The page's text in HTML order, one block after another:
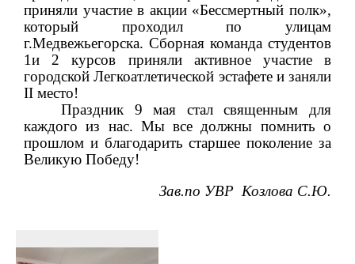
приняли участие в акции «Бессмертный полк»,
который проходил по улицам
г.Медвежьегорска. Сборная команда студентов
1и 2 курсов приняли активное участие в
городской Легкоатлетической эстафете и заняли
II место!
Праздник 9 мая стал священным для
каждого из нас. Мы все должны помнить о
прошлом и благодарить старшее поколение за
Великую Победу!
Зав.по УВР Козлова С.Ю.